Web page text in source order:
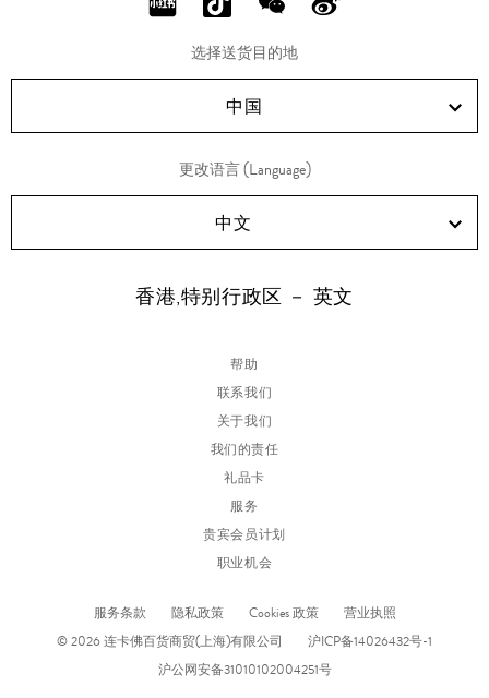
分
RED!
分
享
Douyin!
分
享
WeChat!
分
Weibo!
选择送货目的地
中国
更改语言 (Language)
中文
香港,特别行政区 － 英文
帮助
联系我们
关于我们
我们的责任
礼品卡
服务
贵宾会员计划
职业机会
服务条款 隐私政策 Cookies 政策
营业执照
© 2026 连卡佛百货商贸(上海)有限公司
沪ICP备14026432号-1
沪公网安备31010102004251号